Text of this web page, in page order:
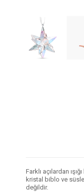
Farklı açılardan
kristal biblo ve
değildir.